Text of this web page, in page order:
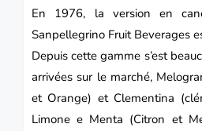
En 1976, la version en
Sanpellegrino Fruit Beverages
Depuis cette gamme s’est
arrivées sur le marché,
et Orange) et Clementina
Limone e Menta (Citron et